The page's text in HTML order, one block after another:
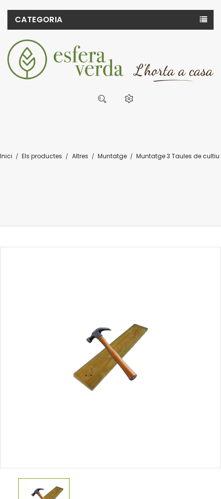
CATEGORIA
Inici Els productes Altres Muntatge Muntatge 3 Taules de cultiu